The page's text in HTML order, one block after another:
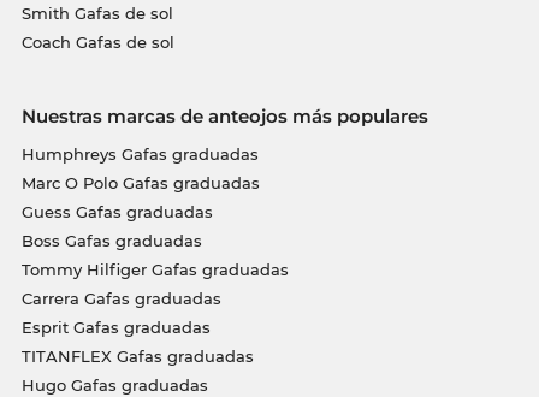
Smith Gafas de sol
Coach Gafas de sol
Nuestras marcas de anteojos más populares
Humphreys Gafas graduadas
Marc O Polo Gafas graduadas
Guess Gafas graduadas
Boss Gafas graduadas
Tommy Hilfiger Gafas graduadas
Carrera Gafas graduadas
Esprit Gafas graduadas
TITANFLEX Gafas graduadas
Hugo Gafas graduadas